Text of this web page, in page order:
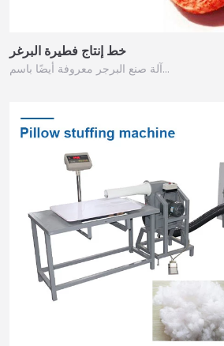
خط إنتاج فطيرة البرغر
آلة صنع البرجر معروفة أيضًا باسم…